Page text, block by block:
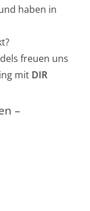
haben in
freuen uns
mit DIR
–